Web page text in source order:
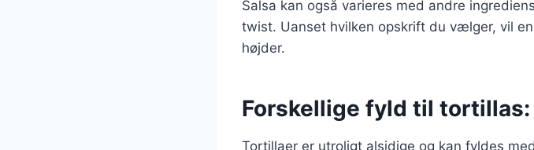
Salsa kan også varieres med andre
twist. Uanset hvilken opskrift du vælger, vil
højder.
Forskellige fyld til
Tortillaer er utroligt alsidige og kan fyldes